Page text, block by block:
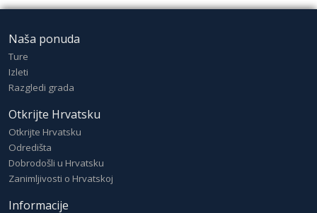
Naša ponuda
Ture
Izleti
Razgledi grada
Otkrijte Hrvatsku
Otkrijte Hrvatsku
Odredišta
Dobrodošli u Hrvatsku
Zanimljivosti o Hrvatskoj
Informacije